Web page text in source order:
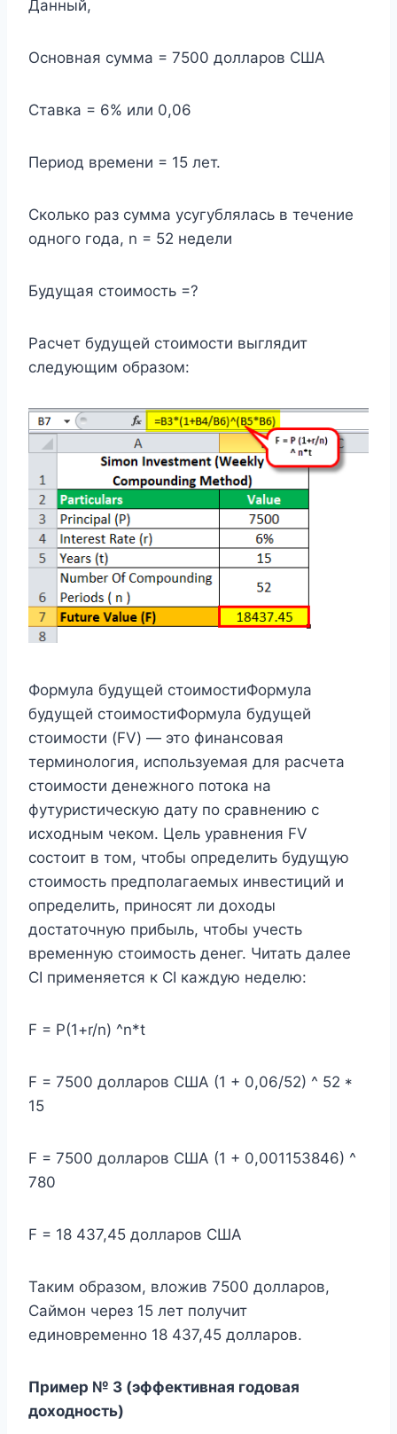
Данный,
Основная сумма = 7500 долларов США
Ставка = 6% или 0,06
Период времени = 15 лет.
Сколько раз сумма усугублялась в течение
одного года, n = 52 недели
Будущая стоимость =?
Расчет будущей стоимости выглядит
следующим образом:
Формула будущей стоимостиФормула
будущей стоимостиФормула будущей
стоимости (FV) — это финансовая
терминология, используемая для расчета
стоимости денежного потока на
футуристическую дату по сравнению с
исходным чеком. Цель уравнения FV
состоит в том, чтобы определить будущую
стоимость предполагаемых инвестиций и
определить, приносят ли доходы
достаточную прибыль, чтобы учесть
временную стоимость денег. Читать далее
CI применяется к CI каждую неделю:
F = P(1+r/n) ^n*t
F = 7500 долларов США (1 + 0,06/52) ^ 52 *
15
F = 7500 долларов США (1 + 0,001153846) ^
780
F = 18 437,45 долларов США
Таким образом, вложив 7500 долларов,
Саймон через 15 лет получит
единовременно 18 437,45 долларов.
Пример № 3 (эффективная годовая
доходность)